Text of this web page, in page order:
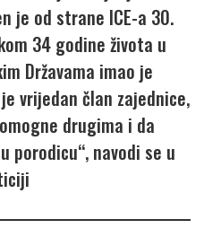
je od strane ICE-a 30.
34 godine života u
Državama imao je
vrijedan član zajednice,
drugima i da
porodicu“, navodi se u